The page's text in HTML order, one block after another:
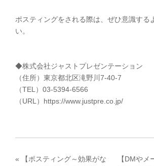
ポスティングをされる際は、ぜひ意識する
い。
◆株式会社ジャストプレゼンテーション
（住所）東京都北区滝野川7-40-7
（TEL）03-5394-6566
（URL）https://www.justpre.co.jp/
«
【ポスティング～効果がな
【DMや